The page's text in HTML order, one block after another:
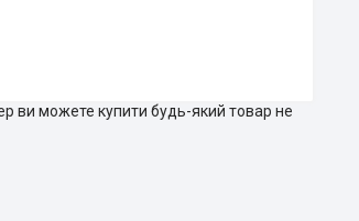
ви можете купити будь-який товар не